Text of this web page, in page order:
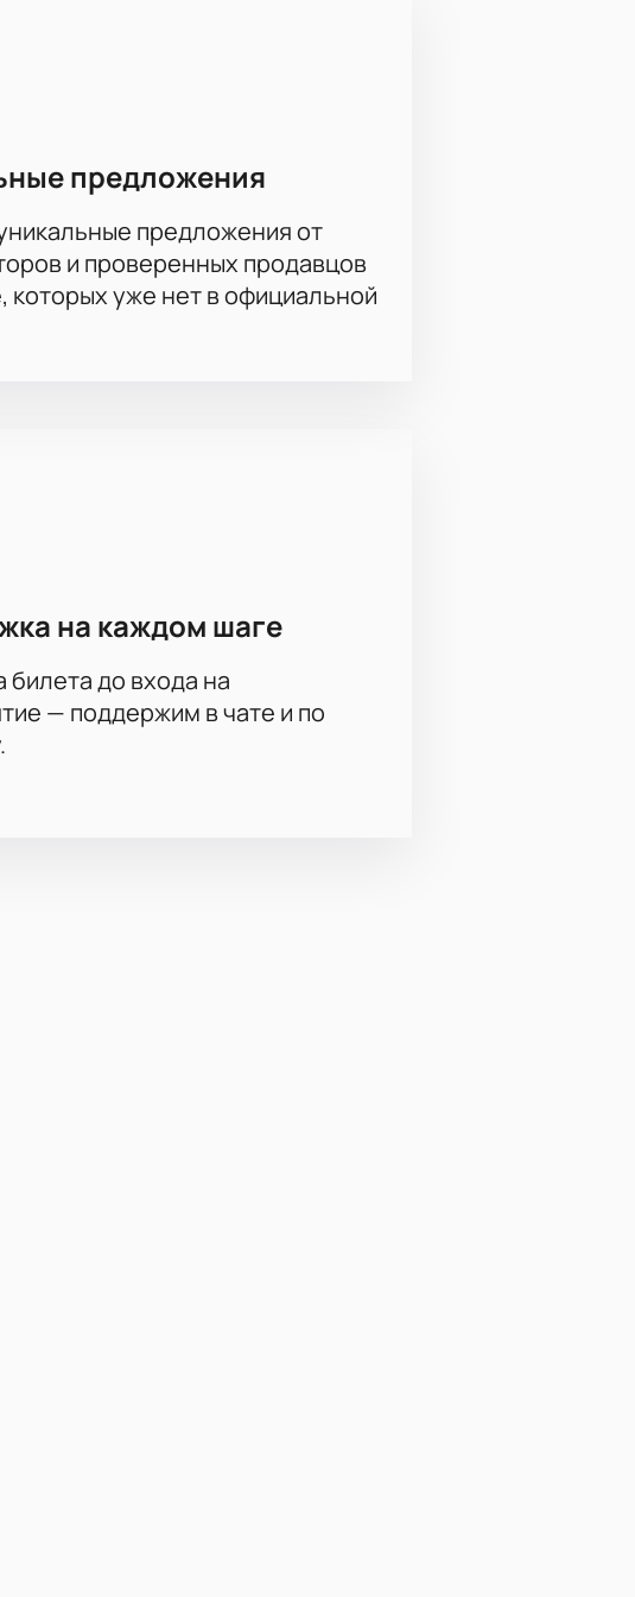
сайте. Для этого выберите трибуну,
почту.
предложения
предложения от
и проверенных продавцов
которых уже нет в официальной
на каждом шаге
билета до входа на
— поддержим в чате и по